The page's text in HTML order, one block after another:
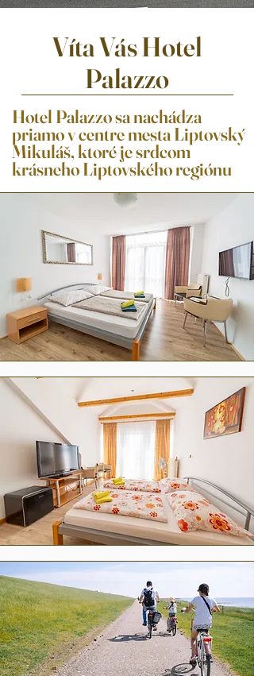
Víta Vás Hotel
Palazzo
Hotel Palazzo sa nachádza
priamo v centre mesta Liptovský
Mikuláš, ktoré je srdcom
krásneho Liptovského regiónu